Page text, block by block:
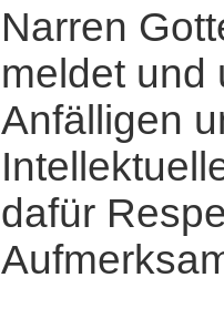
Narren
meldet und
Anfälligen
dafür